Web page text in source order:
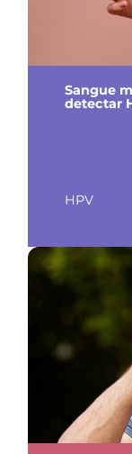
Sangue
detectar
HPV